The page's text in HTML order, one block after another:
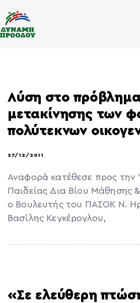
Λύση στο
μετακίνησης των
πολύτεκνων
27/12/2011
Αναφορά κατέθεσε προς την
Παιδείας Δια Βίου Μάθησης
ο Βουλευτής του ΠΑΣΟΚ Ν.
Βασίλης Κεγκέρογλου,
«Σε ελεύθερη